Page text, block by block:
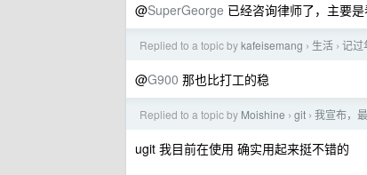
@SuperGeorge 已经咨询律师了，主要
Replied to a topic bykafeisemang › 生活 › 记过
@G900 那也比打工的稳
Replied to a topic by Moishine › git › 我宣布，
ugit 我目前在使用 确实用起来挺不错的